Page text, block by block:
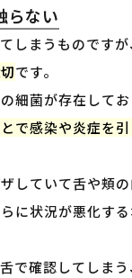
らない
しまうものですが
です。
細菌が存在してお
で感染や炎症を
していて舌や頬
に状況が悪化す
で確認してしま